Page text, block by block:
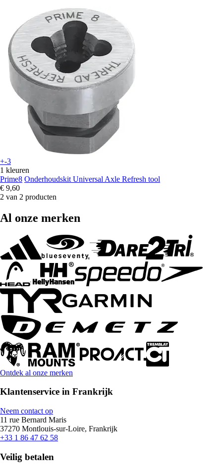
+-3
1 kleuren
Prime8 Onderhoudskit Universal Axle Refresh tool
€ 9,60
2 van 2 producten
Al onze merken
Ontdek al onze merken
Klantenservice in Frankrijk
Neem contact op
11 rue Bernard Maris
37270 Montlouis-sur-Loire, Frankrijk
+33 1 86 47 62 58
Veilig betalen